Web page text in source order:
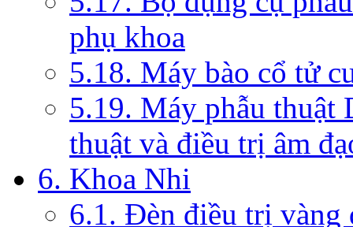
phụ khoa
5.18. Máy bào cổ tử
5.19. Máy phẫu thuật
thuật và điều trị âm
6. Khoa Nhi
6.1. Đèn điều trị vàng